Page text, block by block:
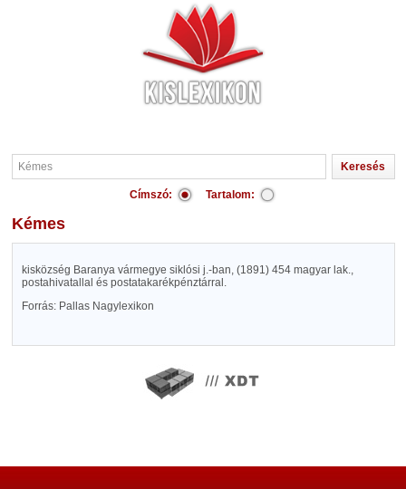
Címszó: Tartalom:
Kémes
kisközség Baranya vármegye siklósi j.-ban, (1891) 454 magyar lak.,
postahivatallal és postatakarékpénztárral.
Forrás: Pallas Nagylexikon